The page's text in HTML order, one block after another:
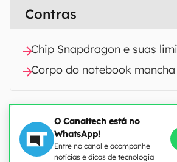
Contras
Chip Snapdragon e suas
Corpo do notebook
O Canaltech está no
WhatsApp!
Entre no canal e acompanhe
notícias e dicas de tecnologia